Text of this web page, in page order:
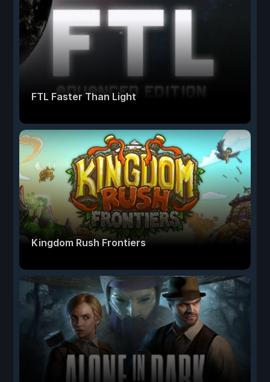
FTL Faster Than Light
Kingdom Rush Frontiers